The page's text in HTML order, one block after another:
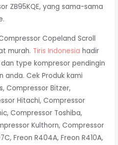
ZB95KQE, yang sama-sama
Copeland Scroll
murah. Tiris Indonesia hadir
type kompresor pendingin
anda. Cek Produk kami
Compressor Bitzer,
Hitachi, Compressor
Compressor Toshiba,
Kulthorn, Compressor
Freon R404A, Freon R410A,